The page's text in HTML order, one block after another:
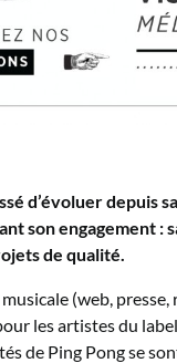
d’évoluer depuis
son engagement :
de qualité.
(web, presse,
les artistes du label
de Ping Pong se